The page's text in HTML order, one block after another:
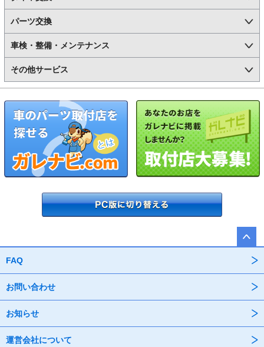
パーツ交換
車検・整備・メンテナンス
その他サービス
FAQ
お問い合わせ
お知らせ
運営会社について